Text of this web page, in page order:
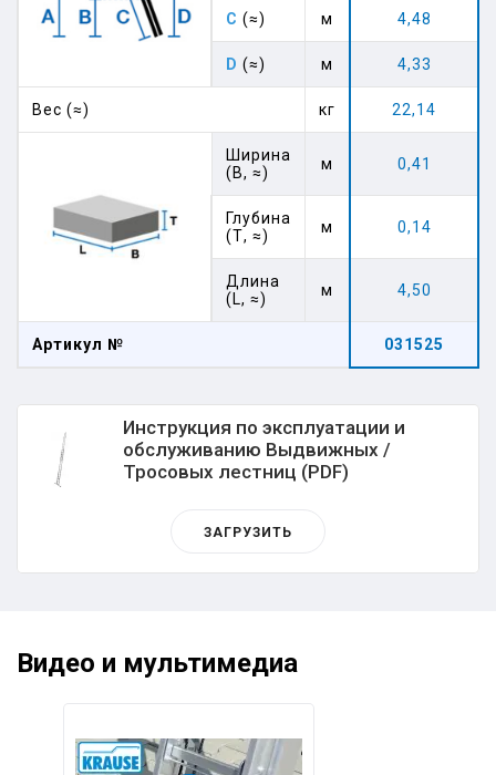
Артикул № 031525
C (≈) м 4,48
D (≈) м 4,33
Вес (≈) кг 22,14
Ширина
(В, ≈)
м 0,41
Глубина
(Т, ≈)
м 0,14
Длина
(L, ≈)
м 4,50
Инструкция по эксплуатации и
обслуживанию Выдвижных /
Тросовых лестниц (PDF)
ЗАГРУЗИТЬ
Видео и мультимедиа